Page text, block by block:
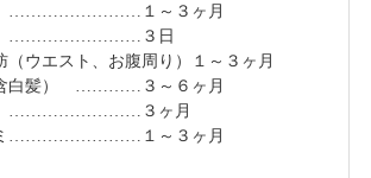
１～３ヶ月
３日
（ウエスト、お腹周り）１～３ヶ月
白髪） …………３～６ヶ月
……………………３ヶ月
ミ……………………１～３ヶ月